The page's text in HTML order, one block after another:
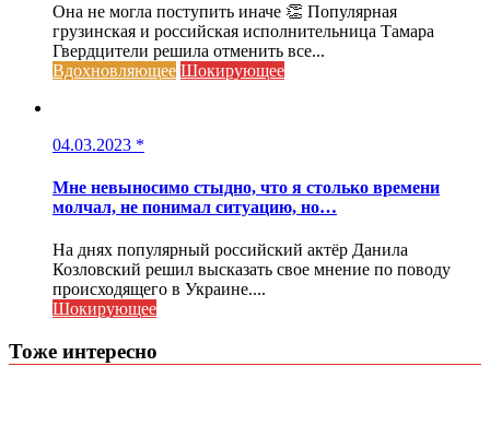
Она не могла поступить иначе 👏 Популярная
грузинская и российская исполнительница Тамара
Гвердцители решила отменить все...
Вдохновляющее Шокирующее
04.03.2023 *
Мне невыносимо стыдно, что я столько времени
молчал, не понимал ситуацию, но…
На днях популярный российский актёр Данила
Козловский решил высказать свое мнение по поводу
происходящего в Украине....
Шокирующее
Тоже интересно